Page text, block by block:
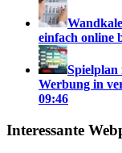
einfach online
Werbung in
09:46
Interessante